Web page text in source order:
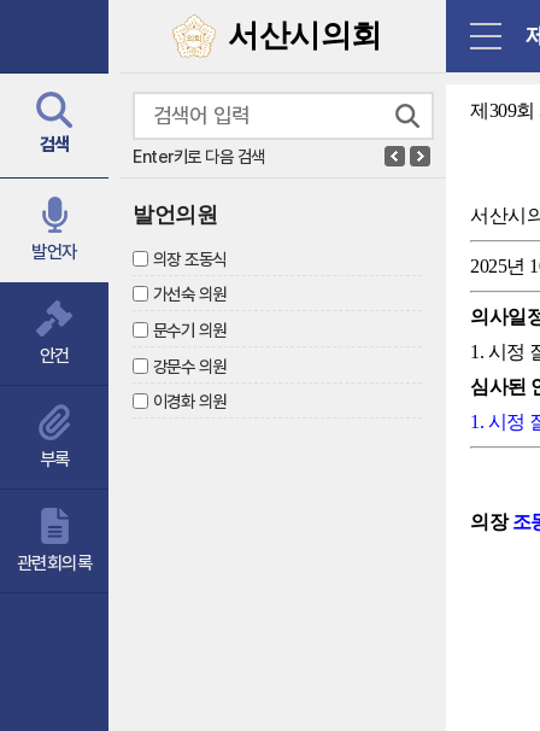
서산시의회
검색
Enter키로 다음 검색
발언자
발언의원
의장 조동식
가선숙 의원
문수기 의원
강문수 의원
이경화 의원
안건
부록
관련회의록
제309
서산시
2025년
의사일
1. 시정
심사된
1. 시정
의장조